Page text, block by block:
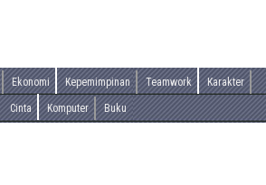
Ekonomi Kepemimpinan Teamwork Karakter
Cinta Komputer Buku